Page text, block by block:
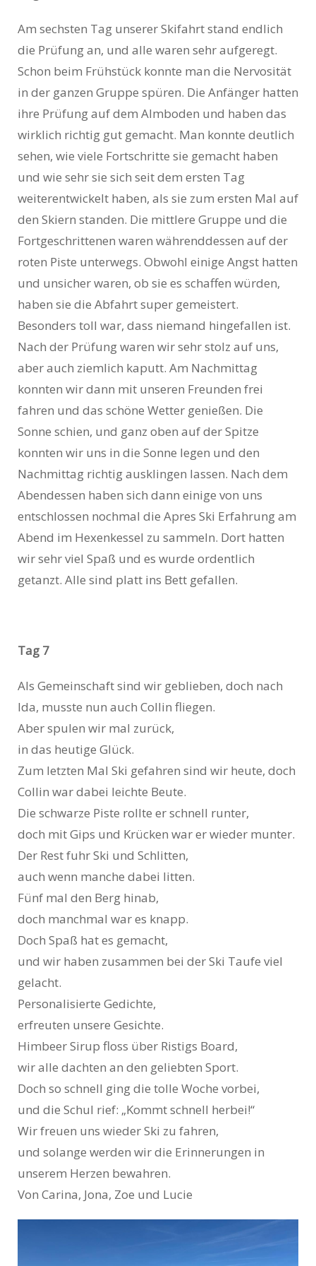
Am sechsten Tag unserer Skifahrt stand endlich
die Prüfung an, und alle waren sehr aufgeregt.
Schon beim Frühstück konnte man die Nervosität
in der ganzen Gruppe spüren. Die Anfänger hatten
ihre Prüfung auf dem Almboden und haben das
wirklich richtig gut gemacht. Man konnte deutlich
sehen, wie viele Fortschritte sie gemacht haben
und wie sehr sie sich seit dem ersten Tag
weiterentwickelt haben, als sie zum ersten Mal auf
den Skiern standen. Die mittlere Gruppe und die
Fortgeschrittenen waren währenddessen auf der
roten Piste unterwegs. Obwohl einige Angst hatten
und unsicher waren, ob sie es schaffen würden,
haben sie die Abfahrt super gemeistert.
Besonders toll war, dass niemand hingefallen ist.
Nach der Prüfung waren wir sehr stolz auf uns,
aber auch ziemlich kaputt. Am Nachmittag
konnten wir dann mit unseren Freunden frei
fahren und das schöne Wetter genießen. Die
Sonne schien, und ganz oben auf der Spitze
konnten wir uns in die Sonne legen und den
Nachmittag richtig ausklingen lassen. Nach dem
Abendessen haben sich dann einige von uns
entschlossen nochmal die Apres Ski Erfahrung am
Abend im Hexenkessel zu sammeln. Dort hatten
wir sehr viel Spaß und es wurde ordentlich
getanzt. Alle sind platt ins Bett gefallen.
Tag 7
Als Gemeinschaft sind wir geblieben, doch nach
Ida, musste nun auch Collin fliegen.
Aber spulen wir mal zurück,
in das heutige Glück.
Zum letzten Mal Ski gefahren sind wir heute, doch
Collin war dabei leichte Beute.
Die schwarze Piste rollte er schnell runter,
doch mit Gips und Krücken war er wieder munter.
Der Rest fuhr Ski und Schlitten,
auch wenn manche dabei litten.
Fünf mal den Berg hinab,
doch manchmal war es knapp.
Doch Spaß hat es gemacht,
und wir haben zusammen bei der Ski Taufe viel
gelacht.
Personalisierte Gedichte,
erfreuten unsere Gesichte.
Himbeer Sirup floss über Ristigs Board,
wir alle dachten an den geliebten Sport.
Doch so schnell ging die tolle Woche vorbei,
und die Schul rief: „Kommt schnell herbei!“
Wir freuen uns wieder Ski zu fahren,
und solange werden wir die Erinnerungen in
unserem Herzen bewahren.
Von Carina, Jona, Zoe und Lucie